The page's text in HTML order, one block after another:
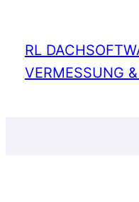
springen
RL
VERMESSUNG